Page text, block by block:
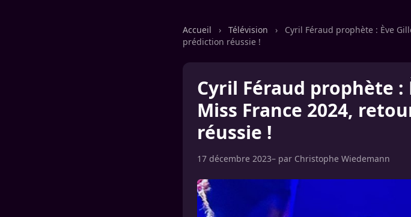
Accueil › Télévision ›
Cyril Féraud prophète : Ève
prédiction réussie !
Cyril Féraud prophète :
Miss France 2024,
réussie !
17 décembre 2023– par Christophe Wiedemann